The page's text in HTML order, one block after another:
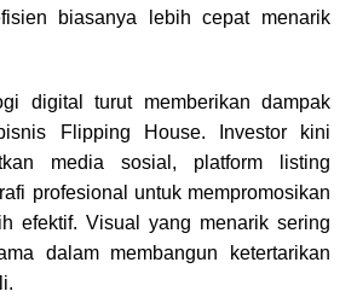
biasanya lebih cepat menarik
digital turut memberikan dampak
Flipping House. Investor kini
media sosial, platform listing
profesional untuk mempromosikan
efektif. Visual yang menarik sering
dalam membangun ketertarikan